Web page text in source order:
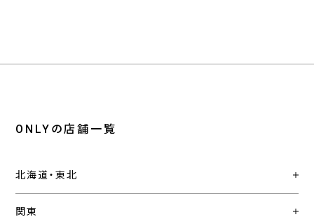
ONLYの店舗一覧
北海道・東北
関東